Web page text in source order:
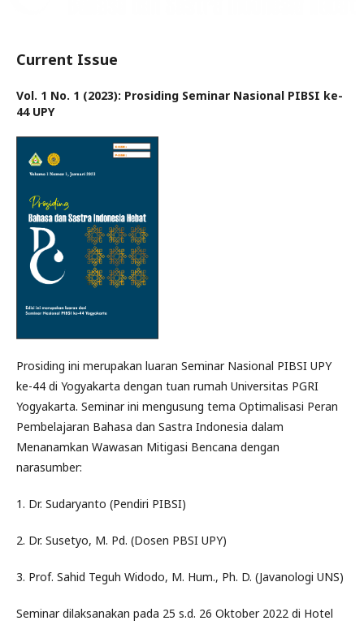
Current Issue
Vol. 1 No. 1 (2023): Prosiding Seminar Nasional PIBSI ke-
44 UPY
Prosiding ini merupakan luaran Seminar Nasional PIBSI UPY
ke-44 di Yogyakarta dengan tuan rumah Universitas PGRI
Yogyakarta. Seminar ini mengusung tema Optimalisasi Peran
Pembelajaran Bahasa dan Sastra Indonesia dalam
Menanamkan Wawasan Mitigasi Bencana dengan
narasumber:
1. Dr. Sudaryanto (Pendiri PIBSI)
2. Dr. Susetyo, M. Pd. (Dosen PBSI UPY)
3. Prof. Sahid Teguh Widodo, M. Hum., Ph. D. (Javanologi UNS)
Seminar dilaksanakan pada 25 s.d. 26 Oktober 2022 di Hotel